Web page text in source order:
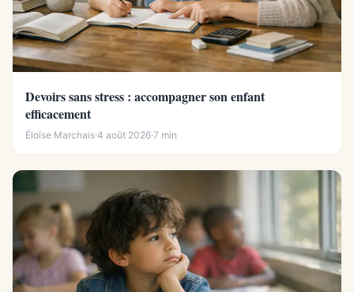
Devoirs sans stress : accompagner son enfant
efficacement
Éloïse Marchais·4 août 2026·7 min